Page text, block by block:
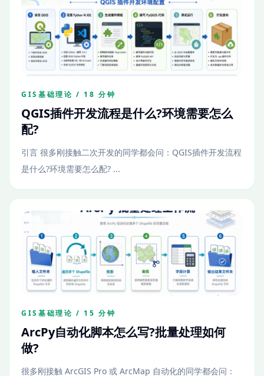
GIS基础理论 / 18 分钟
QGIS插件开发流程是什么?环境需要怎么
配?
引言 很多刚接触二次开发的同学都会问：QGIS插件开发流程
是什么?环境需要怎么配? ...
GIS基础理论 / 15 分钟
ArcPy自动化脚本怎么写?批量处理如何
做?
很多刚接触 ArcGIS Pro 或 ArcMap 自动化的同学都会问：